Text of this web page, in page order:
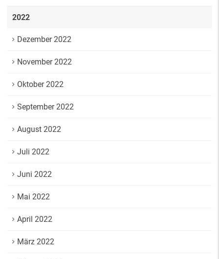
2022
Dezember 2022
November 2022
Oktober 2022
September 2022
August 2022
Juli 2022
Juni 2022
Mai 2022
April 2022
März 2022